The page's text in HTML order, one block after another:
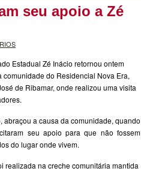
seu apoio a Zé
Estadual Zé Inácio retornou ontem
comunidade do Residencial Nova Era,
de Ribamar, onde realizou uma visita
abraçou a causa da comunidade, quando
seu apoio para que não fossem
do lugar onde vivem.
realizada na creche comunitária mantida